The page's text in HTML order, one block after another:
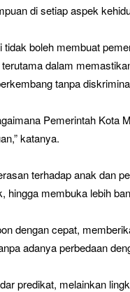
di setiap aspek
boleh membuat
dalam
tanpa
Pemerintah Kota
katanya.
terhadap anak dan
hingga membuka lebih
dengan cepat,
adanya perbedaan
predikat, melainkan